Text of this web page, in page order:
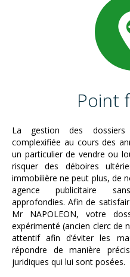
Point
La gestion des dossiers
complexifiée au cours des
un particulier de vendre ou
risquer des déboires
immobilière ne peut plus, de
agence publicitaire
approfondies. Afin de
Mr NAPOLEON, votre
expérimenté (ancien clerc de
attentif afin d’éviter les
répondre de manière
juridiques qui lui sont posées.